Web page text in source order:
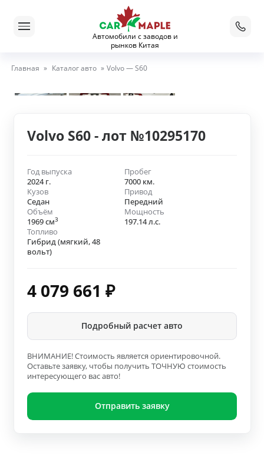
Автомобили с заводов и
рынков Китая
Главная » Каталог авто » Volvo — S60
Volvo S60 - лот №10295170
Год выпуска
2024 г.
Пробег
7000 км.
Кузов
Седан
Привод
Передний
Объём
1969 см3
Мощность
197.14 л.с.
Топливо
Гибрид (мягкий, 48
вольт)
4 079 661 ₽
Подробный расчет авто
ВНИМАНИЕ! Стоимость является ориентировочной.
Оставьте заявку, чтобы получить ТОЧНУЮ стоимость
интересующего вас авто!
Отправить заявку